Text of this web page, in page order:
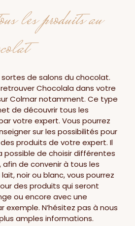
les produits au
de salons du chocolat.
Chocolala dans votre
Colmar notamment. Ce type
de découvrir tous les
votre expert. Vous pourrez
sur les possibilités pour
produits de votre expert. Il
possible de choisir différentes
de convenir à tous les
noir ou blanc, vous pourrez
des produits qui seront
ou encore avec une
exemple. N’hésitez pas à nous
amples informations.